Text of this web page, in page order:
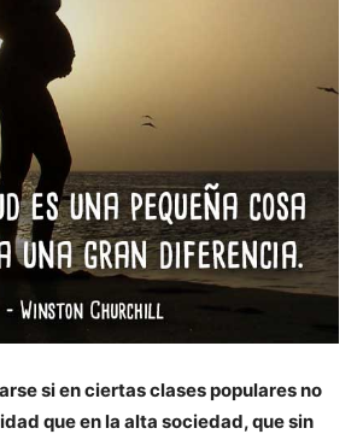
si en ciertas clases populares no
que en la alta sociedad, que sin